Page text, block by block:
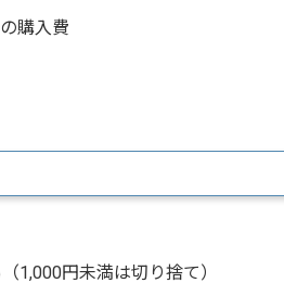
購入費
1,000円未満は切り捨て）